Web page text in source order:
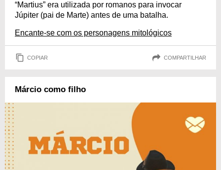
“Martius” era utilizada por romanos para invocar
Júpiter (pai de Marte) antes de uma batalha.
Encante-se com os personagens mitológicos
COPIAR COMPARTILHAR
Márcio como filho